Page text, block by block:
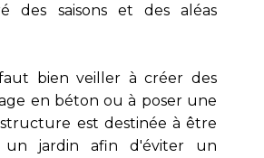
des saisons et des aléas
bien veiller à créer des
en béton ou à poser une
structure est destinée à être
un jardin afin d'éviter un